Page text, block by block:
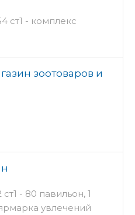
ст1 - комплекс
зоотоваров и
- 80 павильон, 1
увлечений